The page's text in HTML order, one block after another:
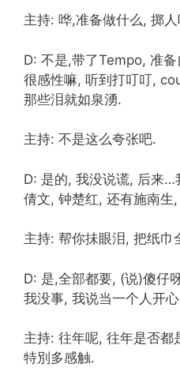
主持: 哗,准备做什么, 掷人
D: 不是,带了Tempo, 准
很感性嘛, 听到打叮叮,
那些泪就如泉湧.
主持: 不是这么夸张吧.
D: 是的, 我没说谎, 后来
倩文, 钟楚红, 还有施南生
主持: 帮你抺眼泪, 把纸巾
D: 是,全部都要, (说)傻仔
我没事, 我说当一个人开
主持: 往年呢, 往年是否都
特別多感触.